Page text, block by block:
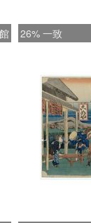
26% 一致